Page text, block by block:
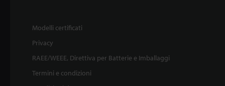
Modelli certificati
Privacy
RAEE/WEEE, Direttiva per Batterie e Imballaggi
Termini e condizioni